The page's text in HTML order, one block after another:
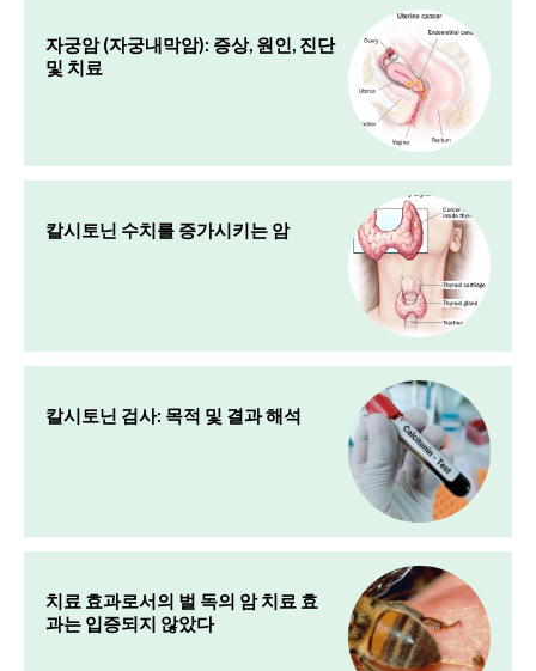
자궁암 (자궁내막암): 증상, 원인, 진단
및 치료
칼시토닌 수치를 증가시키는 암
칼시토닌 검사: 목적 및 결과 해석
치료 효과로서의 벌 독의 암 치료 효
과는 입증되지 않았다